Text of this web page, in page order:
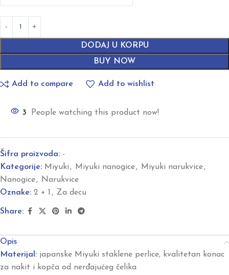
DODAJ U KORPU
BUY NOW
Add to compare Add to wishlist
3 People watching this product now!
Šifra proizvoda: -
Kategorije: Miyuki , Miyuki nanogice, Miyuki narukvice,
Nanogice,
Narukvice
Oznake: 2 + 1 , Za decu
Share:
Opis
Materijal: japanske Miyuki staklene perlice, kvalitetan konac
za nakit i kopča od nerđajućeg čelika